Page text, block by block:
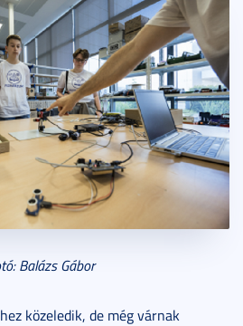
Balázs Gábor
közeledik, de még várnak